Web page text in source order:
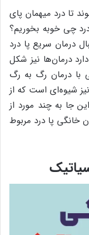
تا درد میهمان پای
چی خوبه بخوریم؟
درمان سریع پا درد
درمان‌ها نیز شکل
با درمان رگ به رگ
شیوه‌ای است که از
جا به چند مورد از
خانگی پا درد مربوط